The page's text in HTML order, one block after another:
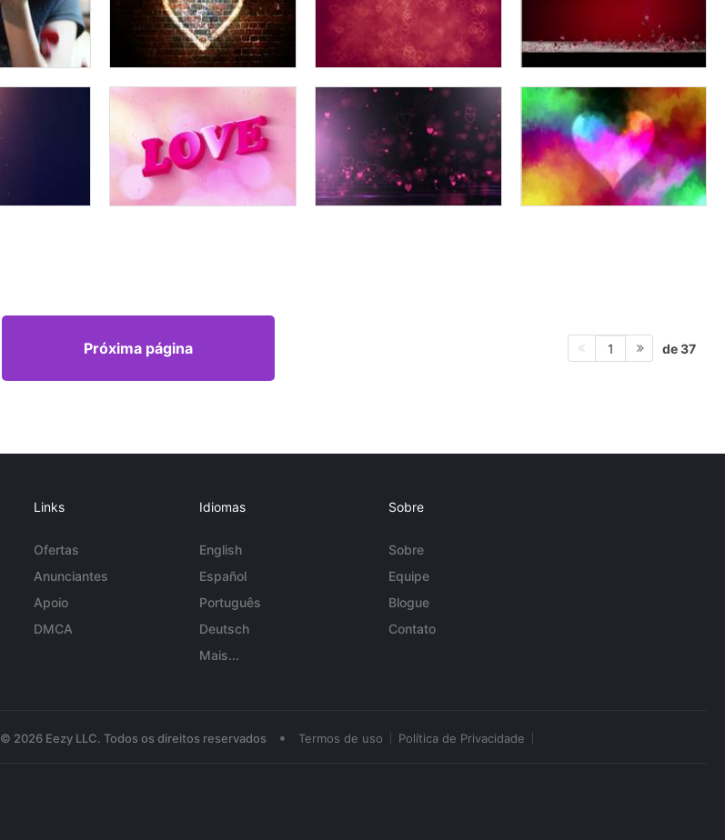
Próxima página 1 de 37
Links
Ofertas
Anunciantes
Apoio
DMCA
Idiomas
English
Español
Português
Deutsch
Mais...
Sobre
Sobre
Equipe
Blogue
Contato
© 2026 Eezy LLC. Todos os direitos reservados • Termos de uso Política de Privacidade